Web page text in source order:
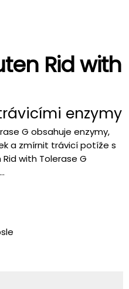
Rid with
enzymy
G obsahuje enzymy,
a zmírnit trávicí potíže s
with Tolerase G